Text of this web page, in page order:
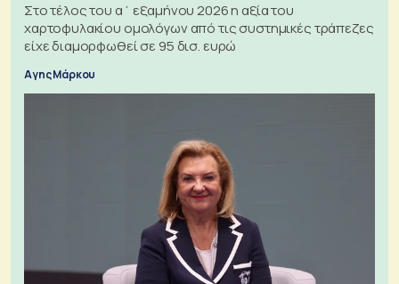
Στο τέλος του α΄ εξαμήνου 2026 η αξία του
χαρτοφυλακίου ομολόγων από τις συστημικές τράπεζες
είχε διαμορφωθεί σε 95 δισ. ευρώ
Αγης Μάρκου